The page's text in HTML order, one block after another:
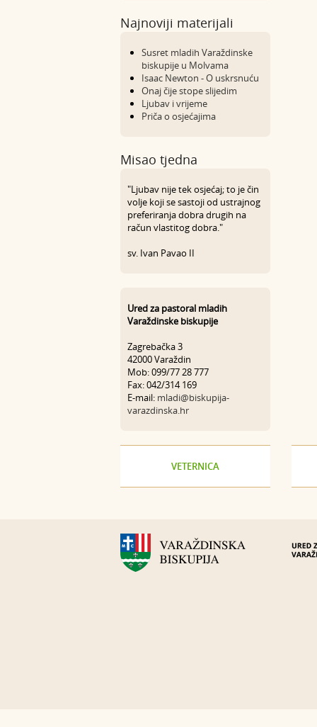
Najnoviji materijali
Susret mladih Varaždinske
biskupije u Molvama
Isaac Newton - O uskrsnuću
Onaj čije stope slijedim
Ljubav i vrijeme
Priča o osjećajima
Misao tjedna
"Ljubav nije tek osjećaj; to je čin
volje koji se sastoji od ustrajnog
preferiranja dobra drugih na
račun vlastitog dobra."
sv. Ivan Pavao II
Ured za pastoral mladih
Varaždinske biskupije
Zagrebačka 3
42000 Varaždin
Mob: 099/77 28 777
Fax: 042/314 169
E-mail: mladi@biskupija-
varazdinska.hr
VETERNICA